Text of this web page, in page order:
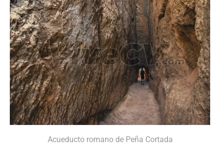
Acueducto romano de Peña Cortada